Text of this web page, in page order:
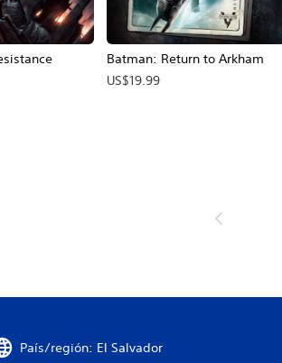
Batman: Return to Arkham
US$19.99
País/región: El Salvador